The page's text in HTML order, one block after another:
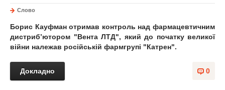
Слово
Борис Кауфман отримав контроль над фармацевтичним
дистрибʼютором "Вента ЛТД", який до початку великої
війни належав російській фармгрупі "Катрен".
0
Докладно